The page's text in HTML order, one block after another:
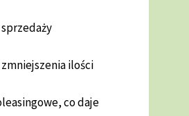
ilości
co daje